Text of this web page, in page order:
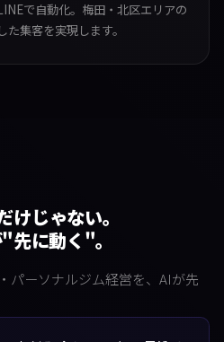
で自動化。梅田・北区エリアの
集客を実現します。
けじゃない。
先に動く"。
パーソナルジム経営を、AIが先